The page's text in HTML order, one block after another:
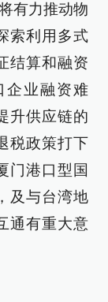
有力推动物
索利用多式
结算和融资
企业融资难
升供应链的
税政策打下
门港口型国
及与台湾地
通有重大意